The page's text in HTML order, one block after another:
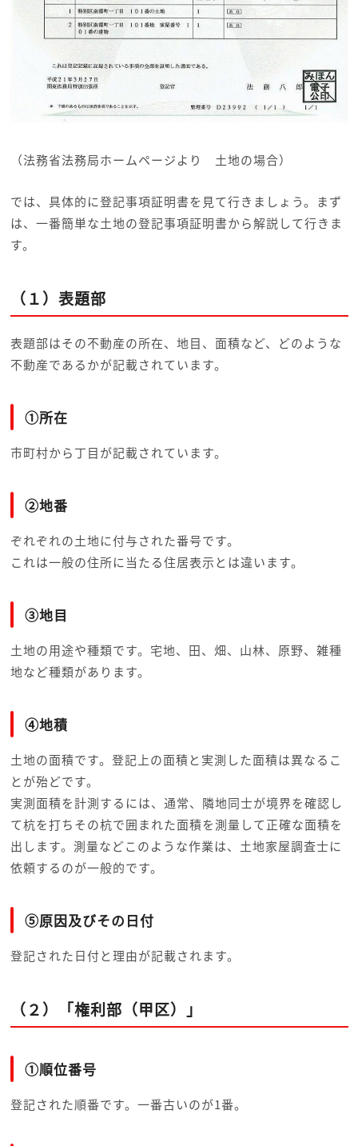
（法務省法務局ホームページより 土地の場合）
では、具体的に登記事項証明書を見て行きましょう。まず
は、一番簡単な土地の登記事項証明書から解説して行きま
す。
（１）表題部
表題部はその不動産の所在、地目、面積など、どのような
不動産であるかが記載されています。
①所在
市町村から丁目が記載されています。
②地番
ぞれぞれの土地に付与された番号です。
これは一般の住所に当たる住居表示とは違います。
③地目
土地の用途や種類です。宅地、田、畑、山林、原野、雑種
地など種類があります。
④地積
土地の面積です。登記上の面積と実測した面積は異なるこ
とが殆どです。
実測面積を計測するには、通常、隣地同士が境界を確認し
て杭を打ちその杭で囲まれた面積を測量して正確な面積を
出します。 測量などこのような作業は、土地家屋調査士に
依頼するのが一般的です。
⑤原因及びその日付
登記された日付と理由が記載されます。
（２）「権利部（甲区）」
①順位番号
登記された順番です。一番古いのが1番。